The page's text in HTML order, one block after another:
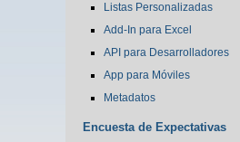
Listas Personalizadas
Add-In para Excel
API para Desarrolladores
App para Móviles
Metadatos
Encuesta de Expectativas